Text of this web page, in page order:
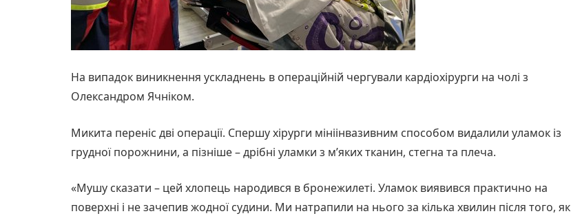
На випадок виникнення ускладнень в операційній чергували кардіохірурги на чолі з
Олександром Ячніком.
Микита переніс дві операції. Спершу хірурги мініінвазивним способом видалили уламок із
грудної порожнини, а пізніше – дрібні уламки з м’яких тканин, стегна та плеча.
«Мушу сказати – цей хлопець народився в бронежилеті. Уламок виявився практично на
поверхні і не зачепив жодної судини. Ми натрапили на нього за кілька хвилин після того, як